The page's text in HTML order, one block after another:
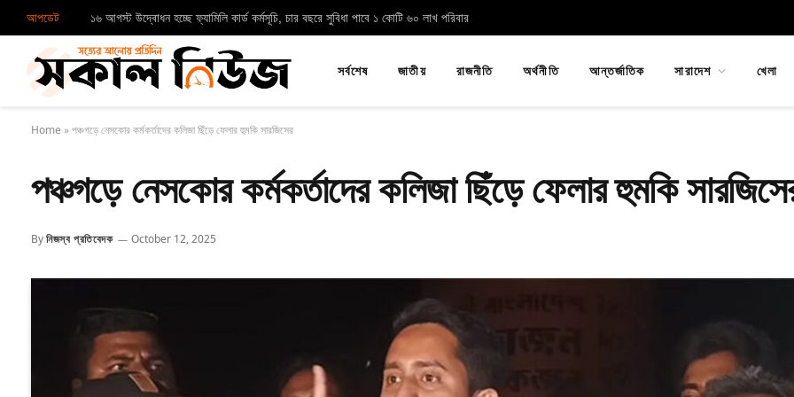
আপডেট ১৬ আগস্ট উদ্বোধন হচ্ছে ফ্যামিলি কার্ড কর্মসূচি, চার বছরে সুবিধা পাবে ১ কোটি ৬০ লাখ পরিবার
সর্বশেষ জাতীয় রাজনীতি অর্থনীতি আন্তর্জাতিক সারাদেশ খেলা
Home »পঞ্চগড়ে নেসকোর কর্মকর্তাদের কলিজা ছিঁড়ে ফেলার হুমকি সারজিসের
পঞ্চগড়ে নেসকোর কর্মকর্তাদের কলিজা ছিঁড়ে ফেলার হুমকি
Byনিজস্ব প্রতিবেদক October 12, 2025